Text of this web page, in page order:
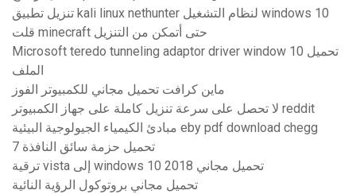
تنزيل تطبيق kali linux nethunter لنظام التشغيل windows 10
قلت minecraft حتى أتمكن من التنزيل
Microsoft teredo tunneling adaptor driver window 10 تحميل
الملف
ماين كرافت تحميل مجاني للكمبيوتر الفوز
لا تحصل على سرعة تنزيل كاملة على جهاز الكمبيوتر reddit
مبادئ الكيمياء الجيولوجية البيئية eby pdf download chegg
تحميل حزمة سائق النافذة 7
ترقية vista إلى windows 10 تحميل مجاني 2018
تحميل مجاني بروتوكول الرؤية النائية